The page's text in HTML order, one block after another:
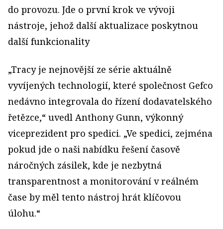
do provozu. Jde o první krok ve vývoji
nástroje, jehož další aktualizace poskytnou
další funkcionality
„Tracy je nejnovější ze série aktuálně
vyvíjených technologií, které společnost Gefco
nedávno integrovala do řízení dodavatelského
řetězce,“ uvedl Anthony Gunn, výkonný
viceprezident pro spedici. „Ve spedici, zejména
pokud jde o naši nabídku řešení časově
náročných zásilek, kde je nezbytná
transparentnost a monitorování v reálném
čase by měl tento nástroj hrát klíčovou
úlohu.“